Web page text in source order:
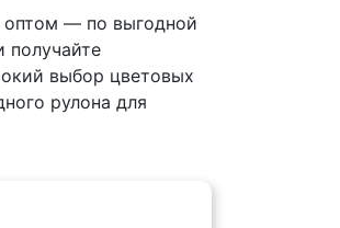
оптом — по выгодной
получайте
выбор цветовых
рулона для